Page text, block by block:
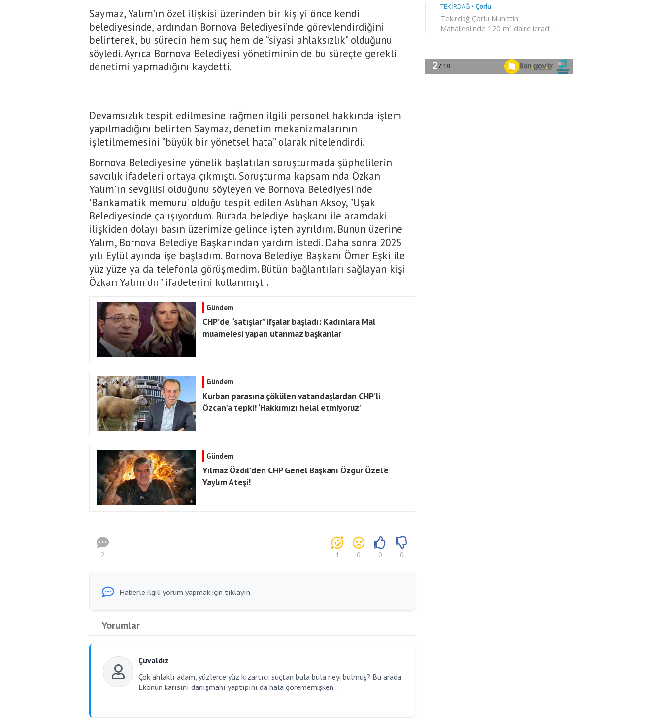
Saymaz, Yalım’ın özel ilişkisi üzerinden bir kişiyi önce kendi
belediyesinde, ardından Bornova Belediyesi’nde görevlendirdiğini
belirterek, bu sürecin hem suç hem de “siyasi ahlaksızlık” olduğunu
söyledi. Ayrıca Bornova Belediyesi yönetiminin de bu süreçte gerekli
denetimi yapmadığını kaydetti.
Devamsızlık tespit edilmesine rağmen ilgili personel hakkında işlem
yapılmadığını belirten Saymaz, denetim mekanizmalarının
işletilmemesini “büyük bir yönetsel hata” olarak nitelendirdi.
Bornova Belediyesine yönelik başlatılan soruşturmada şüphelilerin
savcılık ifadeleri ortaya çıkmıştı. Soruşturma kapsamında Özkan
Yalım'ın sevgilisi olduğunu söyleyen ve Bornova Belediyesi'nde
'Bankamatik memuru' olduğu tespit edilen Aslıhan Aksoy, "Uşak
Belediyesinde çalışıyordum. Burada belediye başkanı ile aramdaki
ilişkiden dolayı basın üzerimize gelince işten ayrıldım. Bunun üzerine
Yalım, Bornova Belediye Başkanından yardım istedi. Daha sonra 2025
yılı Eylül ayında işe başladım. Bornova Belediye Başkanı Ömer Eşki ile
yüz yüze ya da telefonla görüşmedim. Bütün bağlantıları sağlayan kişi
Özkan Yalım'dır" ifadelerini kullanmıştı.
Gündem
CHP’de “satışlar” ifşalar başladı: Kadınlara Mal
muamelesi yapan utanmaz başkanlar
Gündem
Kurban parasına çökülen vatandaşlardan CHP’li
Özcan’a tepki! ‘Hakkımızı helal etmiyoruz’
Gündem
Yılmaz Özdil'den CHP Genel Başkanı Özgür Özel'e
Yaylım Ateşi!
2 1 0 0 0
Haberle ilgili yorum yapmak için tıklayın.
Yorumlar
Çuvaldız
Çok ahlaklı adam, yüzlerce yüz kızartıcı suçtan bula bula neyi bulmuş? Bu arada
Ekonun karısını danışmanı yaptıpını da hala görememişken...